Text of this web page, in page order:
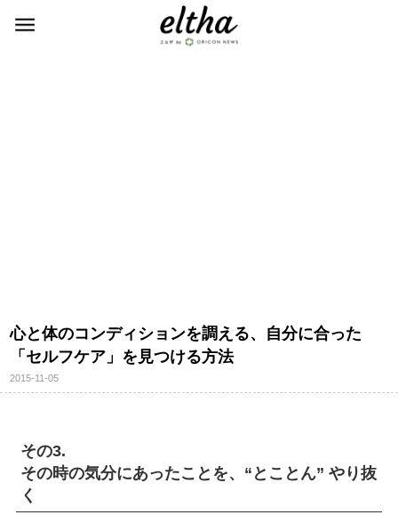
心と体のコンディションを調える、自分に合った
「セルフケア」を見つける方法
2015-11-05
その3.
その時の気分にあったことを、“とことん” やり抜
く